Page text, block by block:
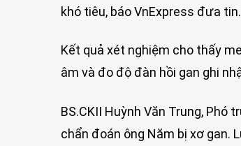
khó tiêu, báo VnExpress đưa tin.
Kết quả xét nghiệm cho thấy
âm và đo độ đàn hồi gan ghi
BS.CKII Huỳnh Văn Trung, Phó
chẩn đoán ông Năm bị xơ gan.